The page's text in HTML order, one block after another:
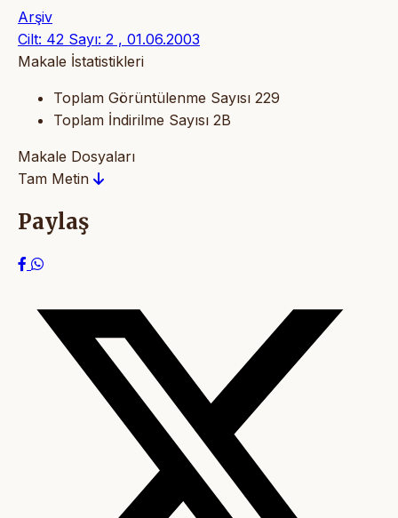
Arşiv
Cilt: 42 Sayı: 2 , 01.06.2003
Makale İstatistikleri
Toplam Görüntülenme Sayısı 229
Toplam İndirilme Sayısı 2B
Makale Dosyaları
Tam Metin
Paylaş